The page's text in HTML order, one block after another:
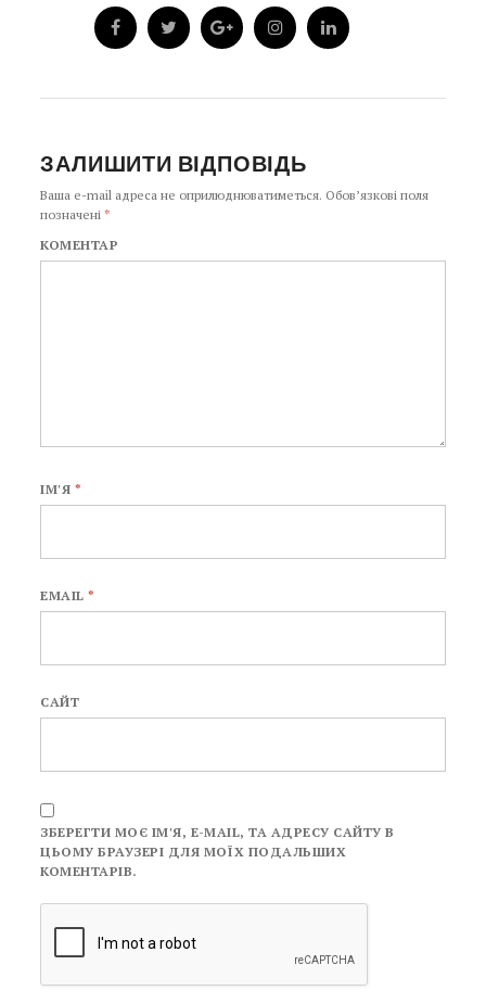
ЗАЛИШИТИ ВІДПОВІДЬ
Ваша e-mail адреса не оприлюднюватиметься. Обов’язкові поля
позначені*
КОМЕНТАР
ІМ'Я *
EMAIL*
САЙТ
ЗБЕРЕГТИ МОЄ ІМ'Я, E-MAIL, ТА АДРЕСУ САЙТУ В
ЦЬОМУ БРАУЗЕРІ ДЛЯ МОЇХ ПОДАЛЬШИХ
КОМЕНТАРІВ.